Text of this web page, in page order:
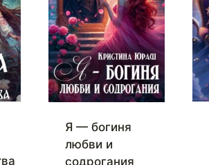
Я — богиня
любви и
содрогания